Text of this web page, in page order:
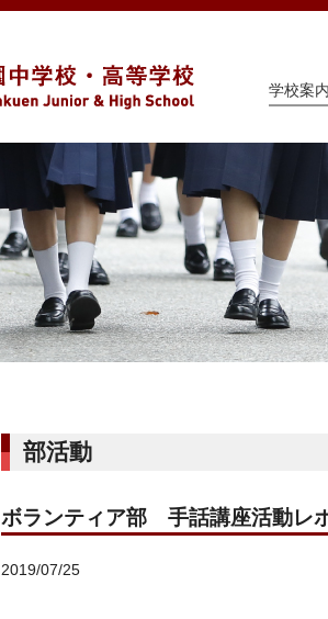
学校案内
部活動
ボランティア部 手話講座活動レ
2019/07/25